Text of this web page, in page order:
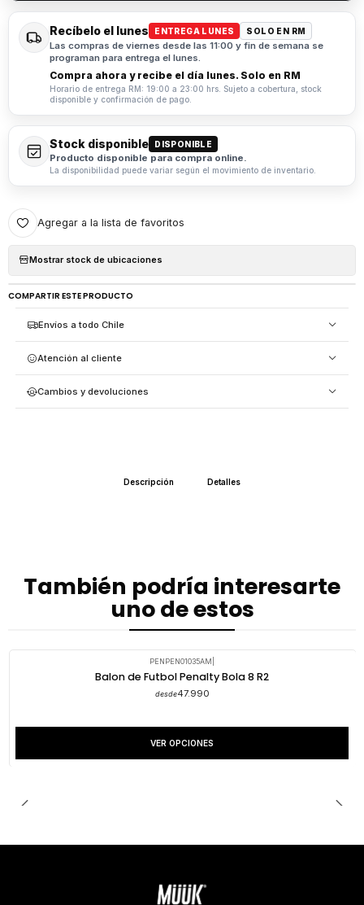
Recíbelo el lunes ENTREGA LUNES SOLO EN RM
Las compras de viernes desde las 11:00 y fin de semana se
programan para entrega el lunes.
Compra ahora y recibe el día lunes. Solo en RM
Horario de entrega RM: 19:00 a 23:00 hrs. Sujeto a cobertura, stock
disponible y confirmación de pago.
Stock disponible DISPONIBLE
Producto disponible para compra online.
La disponibilidad puede variar según el movimiento de inventario.
Agregar a la lista de favoritos
Mostrar stock de ubicaciones
COMPARTIR ESTE PRODUCTO
Envíos a todo Chile
Atención al cliente
Cambios y devoluciones
Descripción Detalles
También podría interesarte
uno de estos
PENPEN01035AM
Balon de Futbol Penalty Bola 8 R2
desde47.990
VER OPCIONES